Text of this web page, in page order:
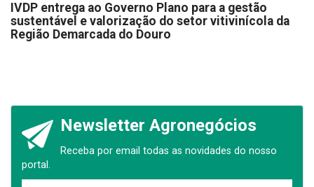
IVDP entrega ao Governo Plano para a gestão
sustentável e valorização do setor vitivinícola da
Região Demarcada do Douro
Newsletter Agronegócios
Receba por email todas as novidades do nosso
portal.